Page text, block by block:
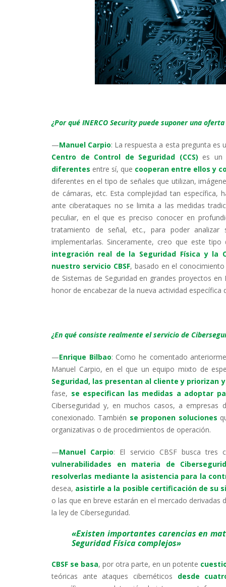
¿Por qué INERCO Security puede suponer una
—Manuel Carpio: La respuesta a esta pregunta es
Centro de Control de Seguridad (CCS) es un
diferentes entre sí, que cooperan entre ellos y
diferentes en el tipo de señales que utilizan,
de cámaras, etc. Esta complejidad tan específica,
ante ciberataques no se limita a las medidas
peculiar, en el que es preciso conocer en
tratamiento de señal, etc., para poder analizar
implementarlas. Sinceramente, creo que este
integración real de la Seguridad Física y la
nuestro servicio CBSF, basado en el
de Sistemas de Seguridad en grandes proyectos
honor de encabezar de la nueva actividad específica
¿En qué consiste realmente el servicio de
—Enrique Bilbao: Como he comentado
Manuel Carpio, en el que un equipo mixto de
Seguridad, las presentan al cliente y priorizan
fase, se especifican las medidas a adoptar
Ciberseguridad y, en muchos casos, a empresas
conexionado. También se proponen soluciones
organizativas o de procedimientos de operación.
—Manuel Carpio: El servicio CBSF busca tres
vulnerabilidades en materia de
resolverlas mediante la asistencia para la
desea, asistirle a la posible certificación de su
o las que en breve estarán en el mercado
la ley de Ciberseguridad.
«Existen importantes carencias en
Seguridad Física complejos»
CBSF se basa, por otra parte, en un potente
teóricas ante ataques cibernéticos desde